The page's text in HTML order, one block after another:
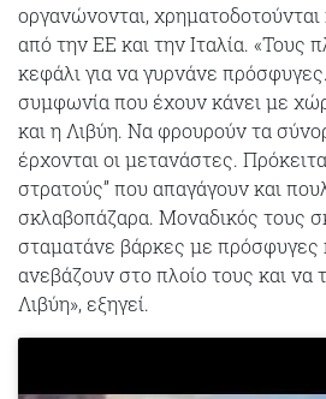
οργανώνονται, χρηματοδοτούνται
από την ΕΕ και την Ιταλία. «Τους
κεφάλι για να γυρνάνε
συμφωνία που έχουν κάνει με
και η Λιβύη. Να φρουρούν τα
έρχονται οι μετανάστες.
στρατούς” που απαγάγουν και
σκλαβοπάζαρα. Μοναδικός τους
σταματάνε βάρκες με πρόσφυγες
ανεβάζουν στο πλοίο τους και να
Λιβύη», εξηγεί.